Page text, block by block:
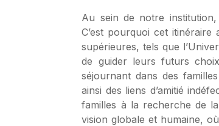
Au sein de notre
C’est pourquoi cet itinéraire
supérieures, tels que
de guider leurs futurs
séjournant dans des
ainsi des liens d’amitié
familles à la recherche de
vision globale et humaine,